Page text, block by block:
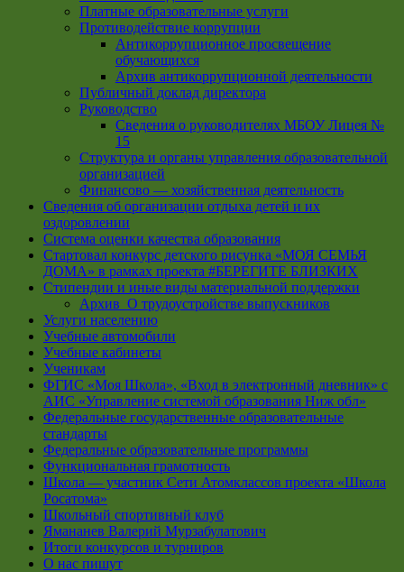
Платные образовательные услуги
Противодействие коррупции
Антикоррупционное просвещение
обучающихся
Архив антикоррупционной деятельности
Публичный доклад директора
Руководство
Cведения о руководителях МБОУ Лицея №
15
Структура и органы управления образовательной
организацией
Финансово — хозяйственная деятельность
Сведения об организации отдыха детей и их
оздоровлении
Система оценки качества образования
Стартовал конкурс детского рисунка «МОЯ СЕМЬЯ
ДОМА» в рамках проекта #БЕРЕГИТЕ БЛИЗКИХ
Стипендии и иные виды материальной поддержки
Архив_О трудоустройстве выпускников
Услуги населению
Учебные автомобили
Учебные кабинеты
Ученикам
ФГИС «Моя Школа», «Вход в электронный дневник» с
АИС «Управление системой образования Ниж обл»
Федеральные государственные образовательные
стандарты
Федеральные образовательные программы
Функциональная грамотность
Школа — участник Сети Атомклассов проекта «Школа
Росатома»
Школьный спортивный клуб
Ямананев Валерий Мурзабулатович
Итоги конкурсов и турниров
О нас пишут